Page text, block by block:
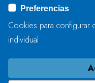
Preferencias
Cookies para configurar
individual